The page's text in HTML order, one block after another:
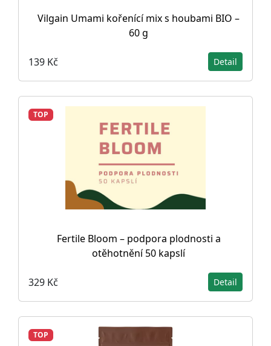
Vilgain Umami kořenící mix s houbami BIO –
60 g
139 Kč Detail
TOP
Fertile Bloom – podpora plodnosti a
otěhotnění 50 kapslí
329 Kč Detail
TOP